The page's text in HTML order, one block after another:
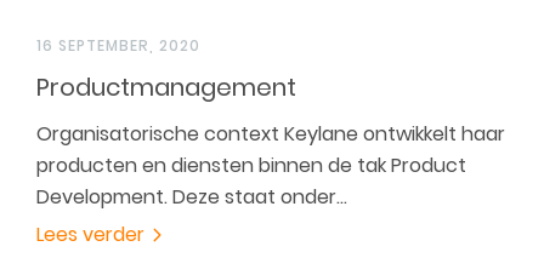
16 SEPTEMBER, 2020
Productmanagement
Organisatorische context Keylane ontwikkelt haar
producten en diensten binnen de tak Product
Development. Deze staat onder…
Lees verder